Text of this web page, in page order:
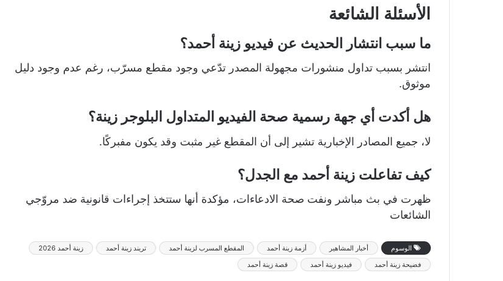
الأسئلة الشائعة
ما سبب انتشار الحديث عن فيديو زينة أحمد؟
انتشر بسبب تداول منشورات مجهولة المصدر تدّعي وجود مقطع مسرّب، رغم عدم وجود دليل
موثوق.
هل أكدت أي جهة رسمية صحة الفيديو المتداول البلوجر زينة؟
لا، جميع المصادر الإخبارية تشير إلى أن المقطع غير مثبت وقد يكون مفبركًا.
كيف تفاعلت زينة أحمد مع الجدل؟
ظهرت في بث مباشر ونفت صحة الادعاءات، مؤكدة أنها ستتخذ إجراءات قانونية ضد مروّجي
الشائعات
الوسوم أخبار المشاهير أزمة زينة أحمد المقطع المسرب لزينة أحمد تريند زينة أحمد
زينة أحمد 2026
فضيحة زينة أحمد
فيديو زينة أحمد قصة زينة أحمد